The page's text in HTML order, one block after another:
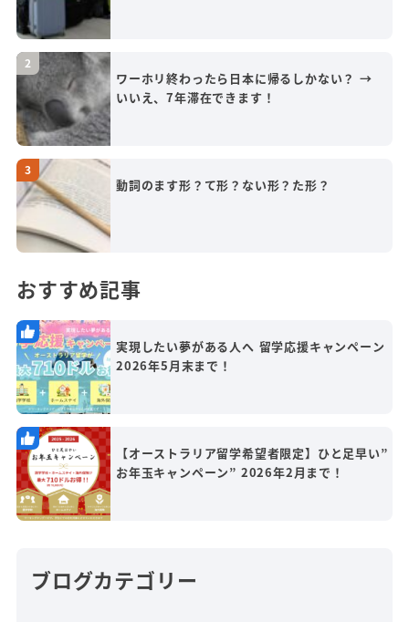
ワーホリ終わったら日本に帰るしかない？ →
いいえ、7年滞在できます！
動詞のます形？て形？ない形？た形？
おすすめ記事
実現したい夢がある人へ 留学応援キャンペーン
2026年5月末まで！
【オーストラリア留学希望者限定】ひと足早い”
お年玉キャンペーン” 2026年2月まで！
ブログカテゴリー